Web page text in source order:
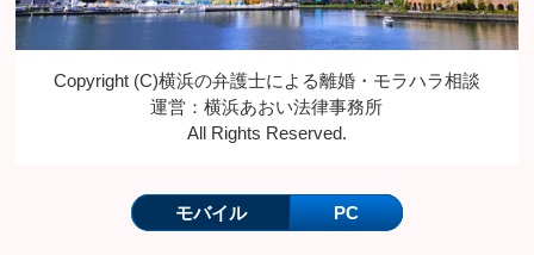
Copyright (C)横浜の弁護士による離婚・モラハラ相談
運営：横浜あおい法律事務所
All Rights Reserved.
モバイル PC